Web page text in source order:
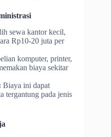
sewa kantor kecil,
Rp10-20 juta per
komputer, printer,
biaya sekitar
Biaya ini dapat
tergantung pada jenis